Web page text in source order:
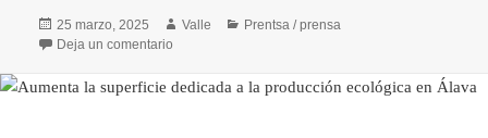
Publicado
el
25 marzo, 2025 Autor
Valle Categorías
Prentsa / prensa
Deja un comentario